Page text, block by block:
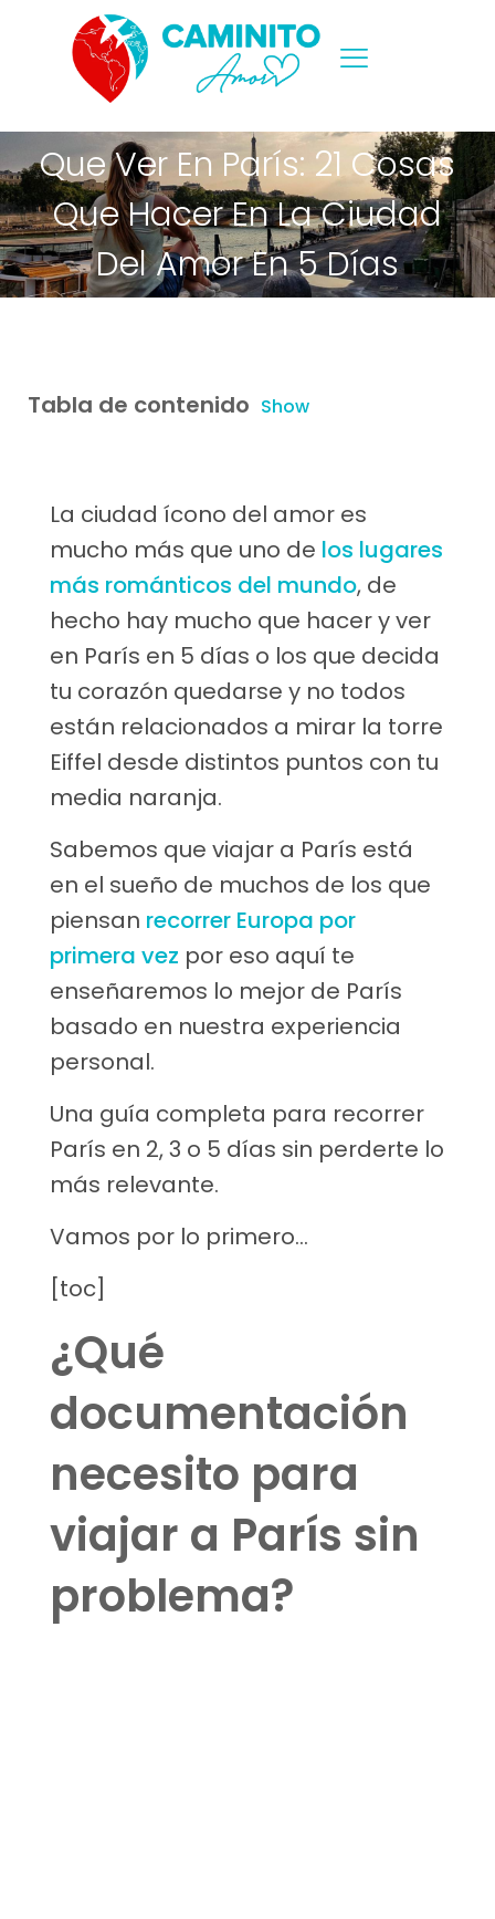
Que Ver En París: 21 Cosas
Que Hacer En La Ciudad
Del Amor En 5 Días
Tabla de contenido Show
La ciudad ícono del amor es
mucho más que uno de los lugares
más románticos del mundo, de
hecho hay mucho que hacer y ver
en París en 5 días o los que decida
tu corazón quedarse y no todos
están relacionados a mirar la torre
Eiffel desde distintos puntos con tu
media naranja.
Sabemos que viajar a París está
en el sueño de muchos de los que
piensan recorrer Europa por
primera vez por eso aquí te
enseñaremos lo mejor de París
basado en nuestra experiencia
personal.
Una guía completa para recorrer
París en 2, 3 o 5 días sin perderte lo
más relevante.
Vamos por lo primero…
[toc]
¿Qué
documentación
necesito para
viajar a París sin
problema?